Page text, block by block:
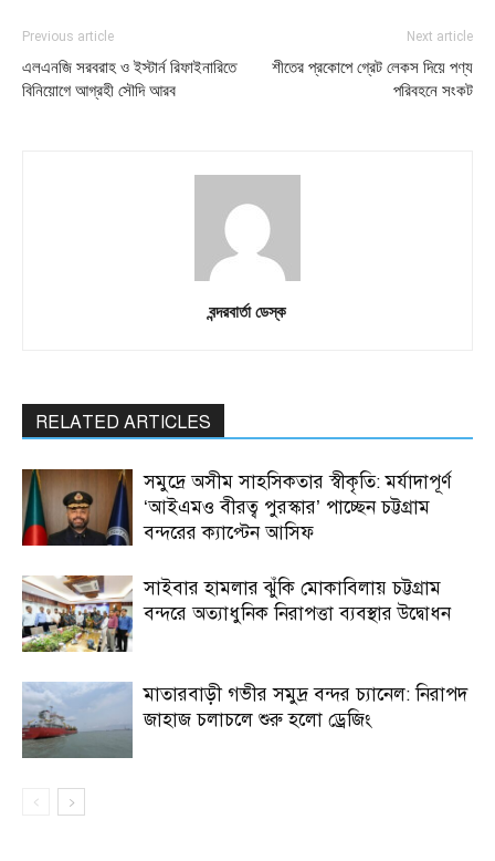
Previous article
এলএনজি সরবরাহ ও ইস্টার্ন রিফাইনারিতে
বিনিয়োগে আগ্রহী সৌদি আরব
Next article
শীতের প্রকোপে গ্রেট লেকস দিয়ে পণ্য
পরিবহনে সংকট
বন্দরবার্তা ডেস্ক
RELATED ARTICLES
সমুদ্রে অসীম সাহসিকতার স্বীকৃতি: মর্যাদাপূর্ণ
‘আইএমও বীরত্ব পুরস্কার’ পাচ্ছেন চট্টগ্রাম
বন্দরের ক্যাপ্টেন আসিফ
সাইবার হামলার ঝুঁকি মোকাবিলায় চট্টগ্রাম
বন্দরে অত্যাধুনিক নিরাপত্তা ব্যবস্থার উদ্বোধন
মাতারবাড়ী গভীর সমুদ্র বন্দর চ্যানেল: নিরাপদ
জাহাজ চলাচলে শুরু হলো ড্রেজিং